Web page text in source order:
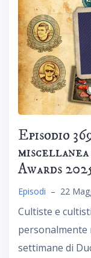
Episodio
Awards
Episodi – 22
Cultiste e
personalmente
settimane di